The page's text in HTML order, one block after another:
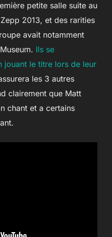
petite salle suite au
2013, et des rarities
avait notamment
Ils se
jouant le titre lors de leur
les 3 autres
clairement que Matt
chant et a certains